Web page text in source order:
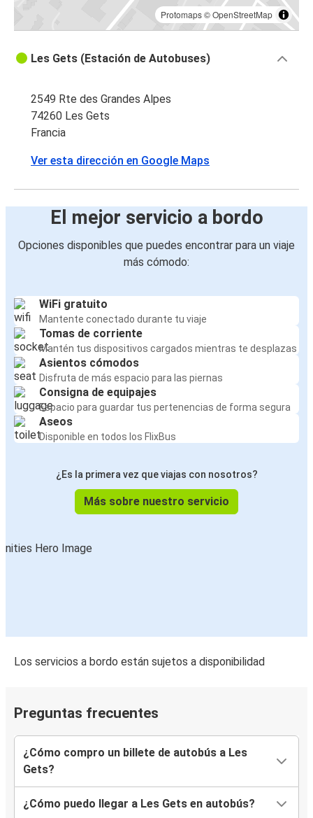
Protomaps©OpenStreetMap
Les Gets (Estación de Autobuses)
2549 Rte des Grandes Alpes
74260 Les Gets
Francia
Ver esta dirección en Google Maps
El mejor servicio a bordo
Opciones disponibles que puedes encontrar para un viaje
más cómodo:
WiFi gratuito
Mantente conectado durante tu viaje
Tomas de corriente
Mantén tus dispositivos cargados mientras te desplazas
Asientos cómodos
Disfruta de más espacio para las piernas
Consigna de equipajes
Espacio para guardar tus pertenencias de forma segura
Aseos
Disponible en todos los FlixBus
¿Es la primera vez que viajas con nosotros?
Más sobre nuestro servicio
Los servicios a bordo están sujetos a disponibilidad
Preguntas frecuentes
¿Cómo compro un billete de autobús a Les
Gets?
¿Cómo puedo llegar a Les Gets en autobús?